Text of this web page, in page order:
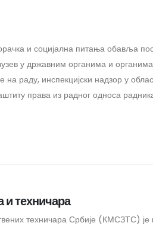
и социјална питања обавља
у државним органима и
раду, инспекцијски надзор у
права из радног односа
и техничара
техничара Србије (КМСЗТС)